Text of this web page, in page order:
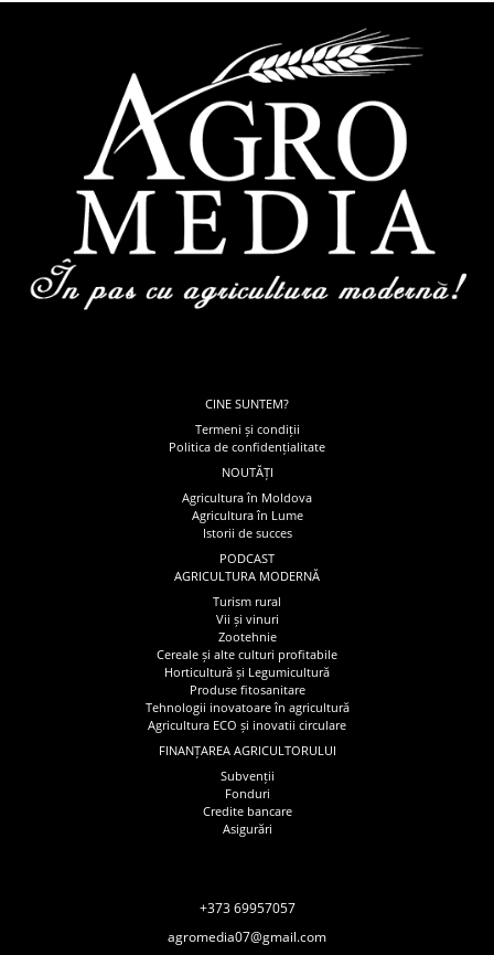
CINE SUNTEM?
Termeni și condiții
Politica de confidențialitate
NOUTĂȚI
Agricultura în Moldova
Agricultura în Lume
Istorii de succes
PODCAST
AGRICULTURA MODERNĂ
Turism rural
Vii și vinuri
Zootehnie
Cereale și alte culturi profitabile
Horticultură și Legumicultură
Produse fitosanitare
Tehnologii inovatoare în agricultură
Agricultura ECO și inovatii circulare
FINANȚAREA AGRICULTORULUI
Subvenții
Fonduri
Credite bancare
Asigurări
+373 69957057
agromedia07@gmail.com